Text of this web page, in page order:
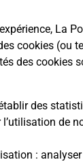
La
cookies (ou
des cookies
des
de
:
une
?
participe-
quotidien